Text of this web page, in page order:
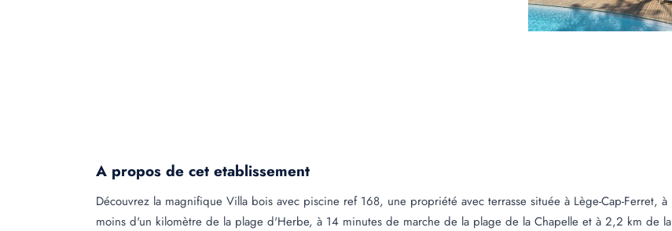
A propos de cet etablissement
Découvrez la magnifique Villa bois avec piscine ref 168, une propriété avec terrasse située à Lège-Cap-Ferret, à
moins d'un kilomètre de la plage d'Herbe, à 14 minutes de marche de la plage de la Chapelle et à 2,2 km de la